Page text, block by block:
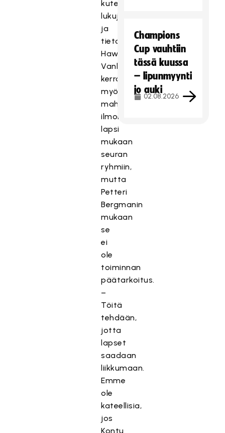
kuten
lukujärjestykset
ja
tietoa
Hawksista.
Vanhemmille
kerrotaan
myös
mahdollisuudesta
ilmoittaa
lapsi
mukaan
seuran
ryhmiin,
mutta
Petteri
Bergmanin
mukaan
se
ei
ole
toiminnan
päätarkoitus.
–
Töitä
tehdään,
jotta
lapset
saadaan
liikkumaan.
Emme
ole
kateellisia,
jos
Kontu
Champions
Cup vauhtiin
tässä kuussa
– lipunmyynti
jo auki
02.08.2026